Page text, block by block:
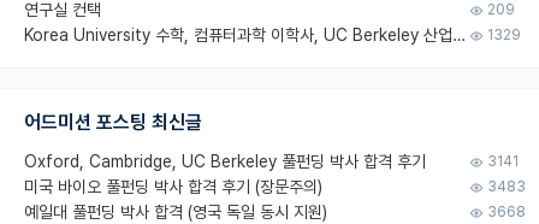
연구실 컨택 209
Korea University 수학, 컴퓨터과학 이학사, UC Berkeley 산업공학 대학원 공학박사가 되는 것은 쉽지 않겠죠? 1329
어드미션 포스팅 최신글
Oxford, Cambridge, UC Berkeley 풀펀딩 박사 합격 후기 3141
미국 바이오 풀펀딩 박사 합격 후기 (장문주의) 3483
예일대 풀펀딩 박사 합격 (영국 독일 동시 지원) 3668